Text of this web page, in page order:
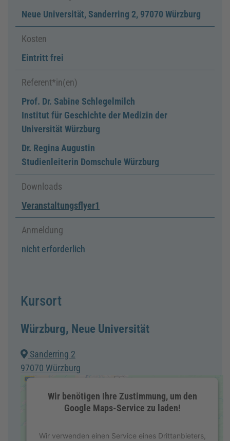
Neue Universität, Sanderring 2, 97070 Würzburg
Kosten
Eintritt frei
Referent*in(en)
Prof. Dr. Sabine Schlegelmilch
Institut für Geschichte der Medizin der
Universität Würzburg
Dr. Regina Augustin
Studienleiterin Domschule Würzburg
Downloads
Veranstaltungsflyer1
Anmeldung
nicht erforderlich
Kursort
Würzburg, Neue Universität
Sanderring 2
97070 Würzburg
Wir benötigen Ihre Zustimmung, um den
Google Maps-Service zu laden!
Wir verwenden einen Service eines Drittanbieters,